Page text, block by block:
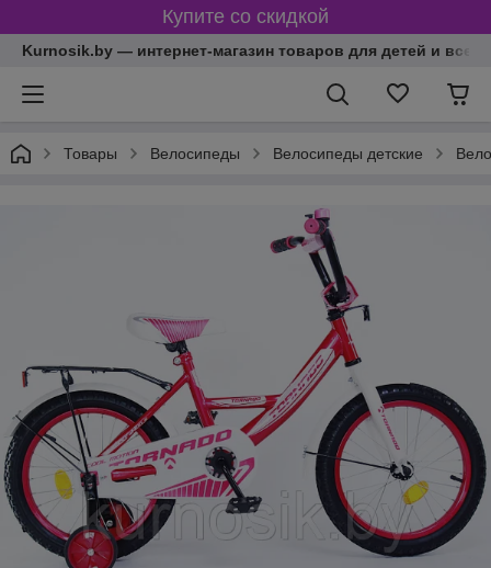
Купите со скидкой
Kurnosik.by — интернет-магазин товаров для детей и всей
Товары Велосипеды Велосипеды детские